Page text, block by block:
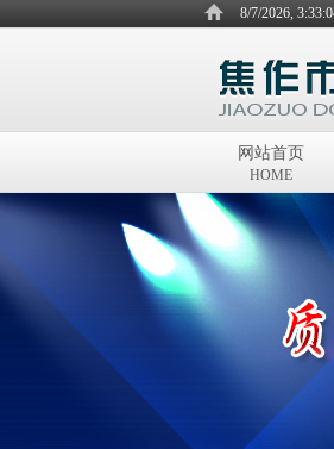
8/7/2026,
网站首页
HOME